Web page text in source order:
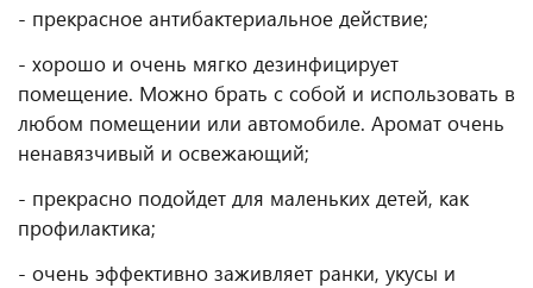
- прекрасное антибактериальное действие;
- хорошо и очень мягко дезинфицирует
помещение. Можно брать с собой и использовать в
любом помещении или автомобиле. Аромат очень
ненавязчивый и освежающий;
- прекрасно подойдет для маленьких детей, как
профилактика;
- очень эффективно заживляет ранки, укусы и